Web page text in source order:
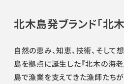
北木島発ブランド「北
自然の恵み、知恵、技術、そして
島を拠点に誕生した『北木の海
島で漁業を支えてきた漁師たちが